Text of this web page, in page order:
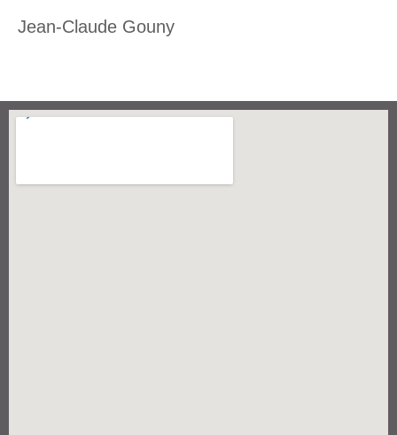
Jean-Claude Gouny